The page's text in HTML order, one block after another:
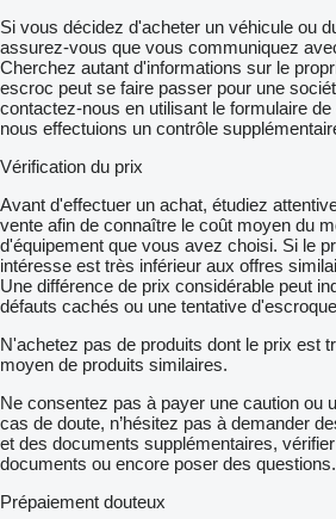
Si vous décidez d'acheter un véhicule ou
assurez-vous que vous communiquez
Cherchez autant d'informations sur le
escroc peut se faire passer pour une
contactez-nous en utilisant le formulaire
nous effectuions un contrôle
Vérification du prix
Avant d'effectuer un achat, étudiez
vente afin de connaître le coût moyen du
d'équipement que vous avez choisi. Si le
intéresse est très inférieur aux offres
Une différence de prix considérable peut
défauts cachés ou une tentative
N'achetez pas de produits dont le prix est
moyen de produits similaires.
Ne consentez pas à payer une caution ou
cas de doute, n’hésitez pas à demander
et des documents supplémentaires,
documents ou encore poser des questions.
Prépaiement douteux